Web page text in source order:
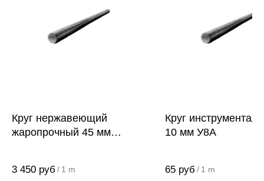
Круг нержавеющий
жаропрочный 45 мм
3 450 руб / 1 m
Круг
10 мм У8А
65 руб / 1 m